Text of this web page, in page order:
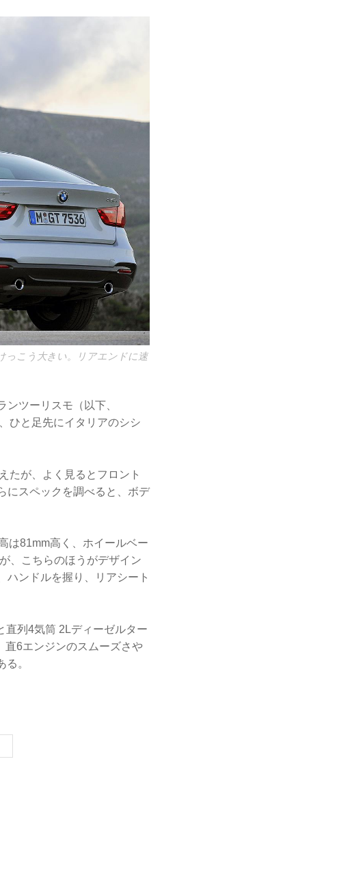
っこう大きい。リアエンドに速
ツーリスモ（以下、
ひと足先にイタリアのシシ
たが、よく見るとフロント
にスペックを調べると、ボデ
は81mm高く、ホイールベー
、こちらのほうがデザイン
ハンドルを握り、リアシート
直列4気筒 2Lディーゼルター
直6エンジンのスムーズさや
。